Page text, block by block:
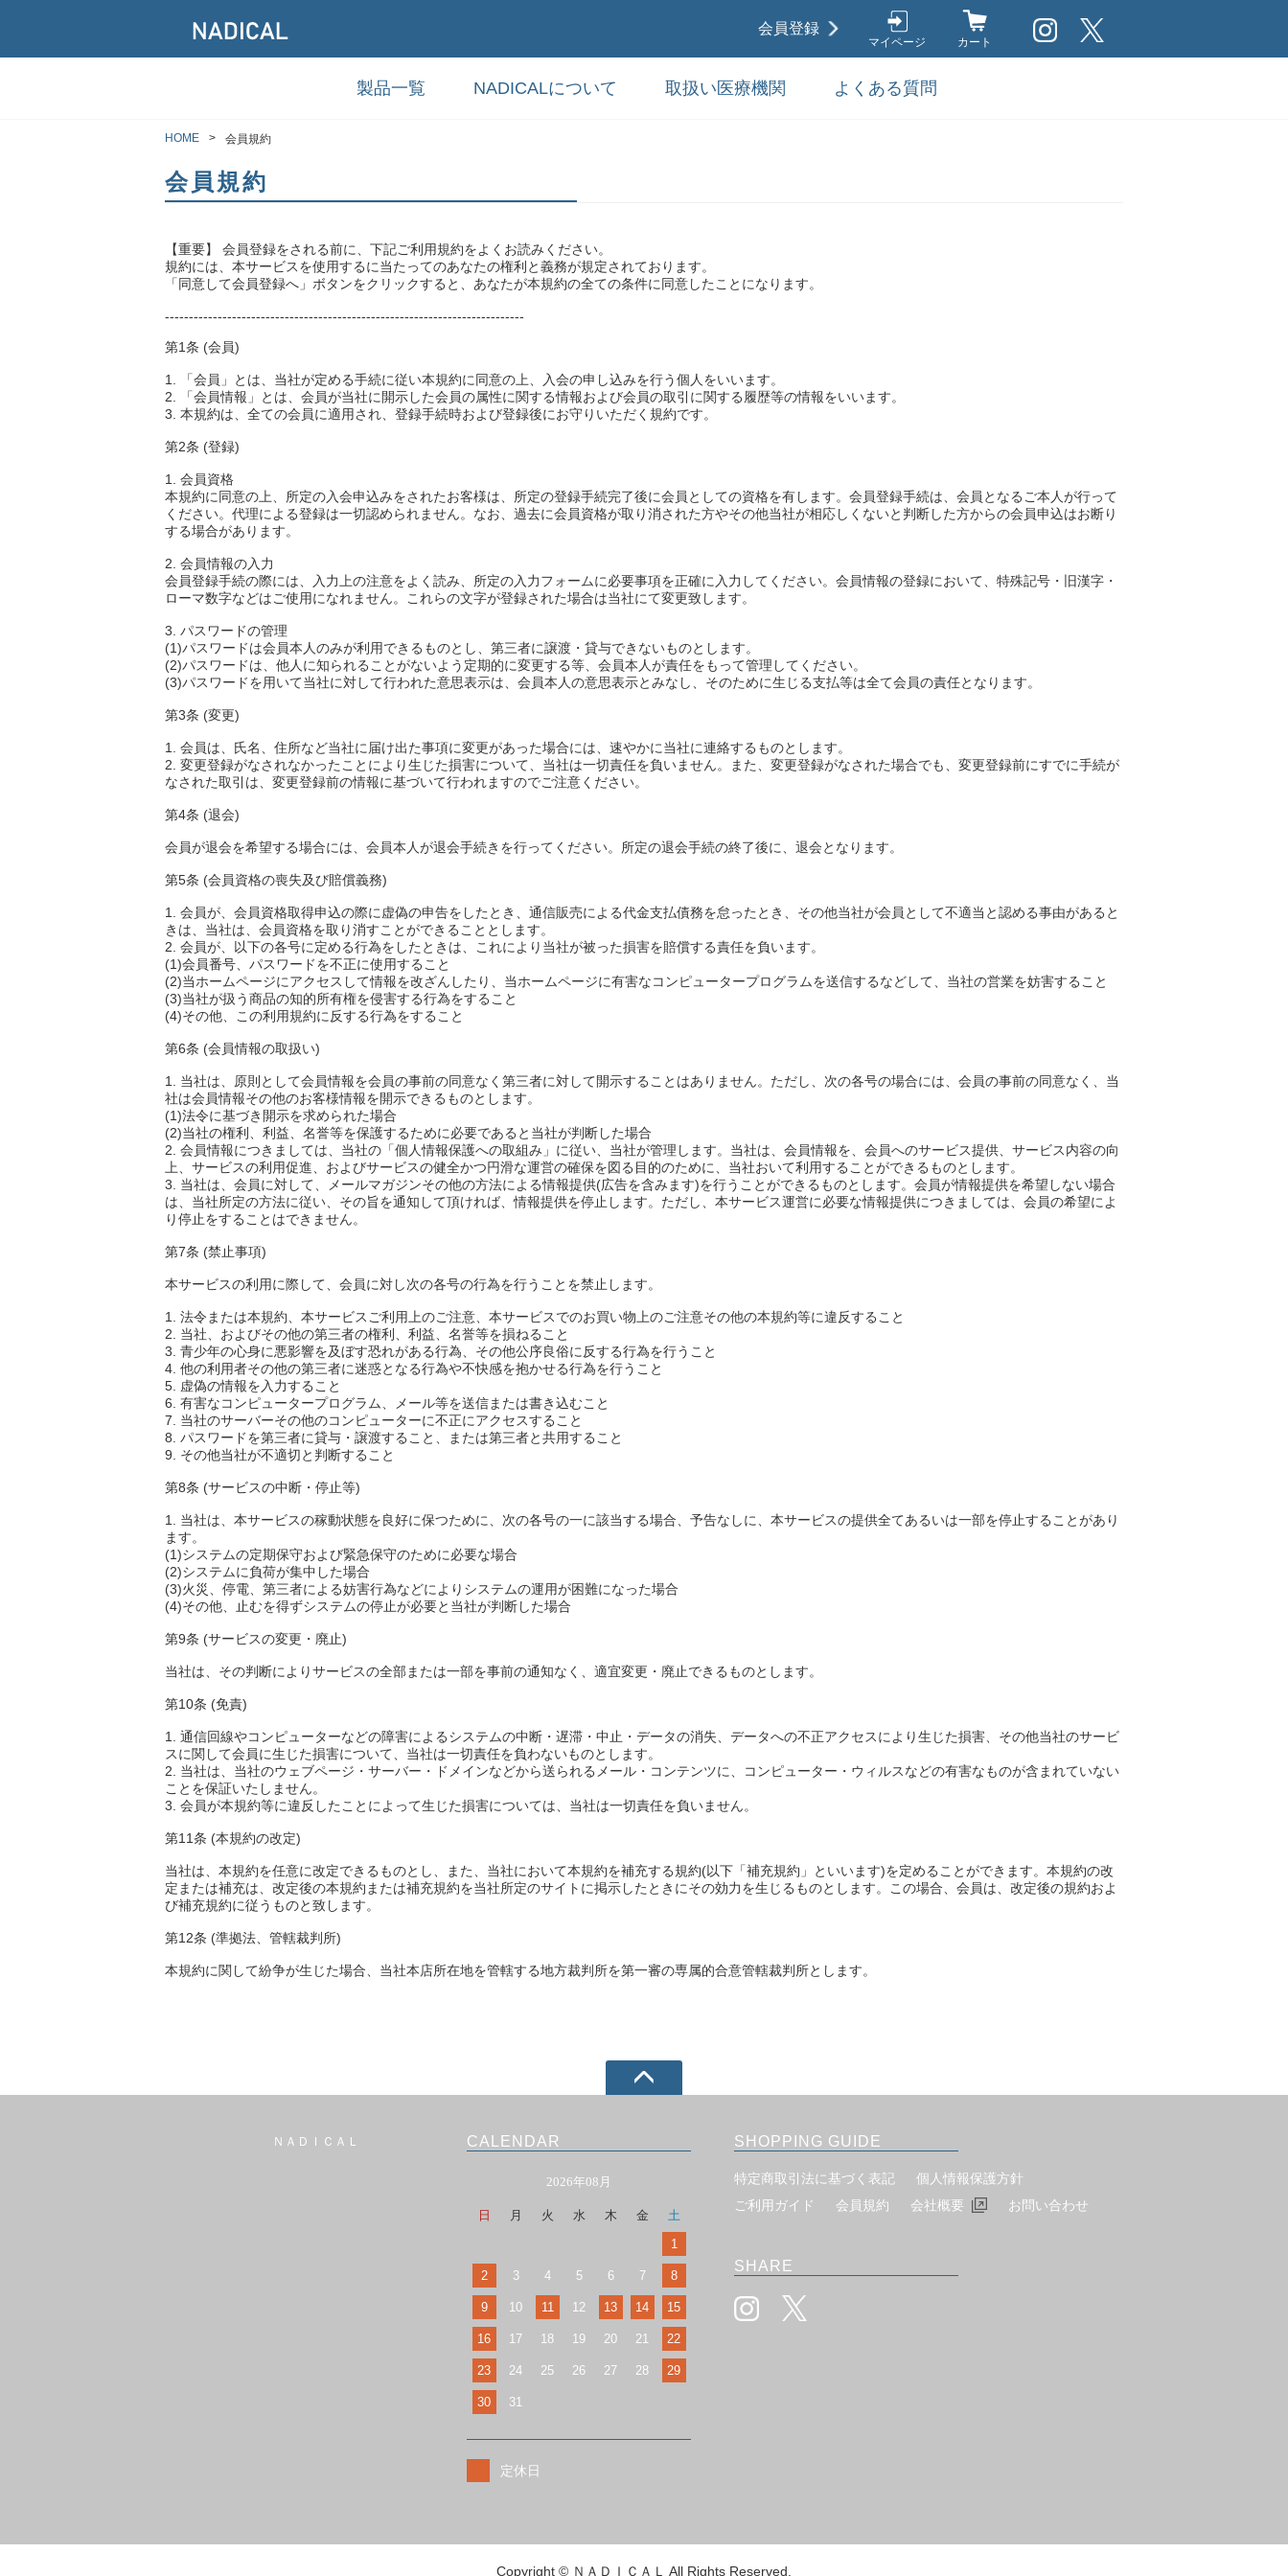
会員登録
マイページ カート
製品一覧 NADICALについて 取扱い医療機関 よくある質問
HOME 会員規約
会員規約
【重要】 会員登録をされる前に、下記ご利用規約をよくお読みください。
規約には、本サービスを使用するに当たってのあなたの権利と義務が規定されております。
「同意して会員登録へ」ボタンをクリックすると、あなたが本規約の全ての条件に同意したことになります。
---------------------------------------------------------------------------
第1条 (会員)
1. 「会員」とは、当社が定める手続に従い本規約に同意の上、入会の申し込みを行う個人をいいます。
2. 「会員情報」とは、会員が当社に開示した会員の属性に関する情報および会員の取引に関する履歴等の情報をいいます。
3. 本規約は、全ての会員に適用され、登録手続時および登録後にお守りいただく規約です。
第2条 (登録)
1. 会員資格
本規約に同意の上、所定の入会申込みをされたお客様は、所定の登録手続完了後に会員としての資格を有します。会員登録手続は、会員となるご本人が行って
ください。代理による登録は一切認められません。なお、過去に会員資格が取り消された方やその他当社が相応しくないと判断した方からの会員申込はお断り
する場合があります。
2. 会員情報の入力
会員登録手続の際には、入力上の注意をよく読み、所定の入力フォームに必要事項を正確に入力してください。会員情報の登録において、特殊記号・旧漢字・
ローマ数字などはご使用になれません。これらの文字が登録された場合は当社にて変更致します。
3. パスワードの管理
(1)パスワードは会員本人のみが利用できるものとし、第三者に譲渡・貸与できないものとします。
(2)パスワードは、他人に知られることがないよう定期的に変更する等、会員本人が責任をもって管理してください。
(3)パスワードを用いて当社に対して行われた意思表示は、会員本人の意思表示とみなし、そのために生じる支払等は全て会員の責任となります。
第3条 (変更)
1. 会員は、氏名、住所など当社に届け出た事項に変更があった場合には、速やかに当社に連絡するものとします。
2. 変更登録がなされなかったことにより生じた損害について、当社は一切責任を負いません。また、変更登録がなされた場合でも、変更登録前にすでに手続が
なされた取引は、変更登録前の情報に基づいて行われますのでご注意ください。
第4条 (退会)
会員が退会を希望する場合には、会員本人が退会手続きを行ってください。所定の退会手続の終了後に、退会となります。
第5条 (会員資格の喪失及び賠償義務)
1. 会員が、会員資格取得申込の際に虚偽の申告をしたとき、通信販売による代金支払債務を怠ったとき、その他当社が会員として不適当と認める事由があると
きは、当社は、会員資格を取り消すことができることとします。
2. 会員が、以下の各号に定める行為をしたときは、これにより当社が被った損害を賠償する責任を負います。
(1)会員番号、パスワードを不正に使用すること
(2)当ホームページにアクセスして情報を改ざんしたり、当ホームページに有害なコンピュータープログラムを送信するなどして、当社の営業を妨害すること
(3)当社が扱う商品の知的所有権を侵害する行為をすること
(4)その他、この利用規約に反する行為をすること
第6条 (会員情報の取扱い)
1. 当社は、原則として会員情報を会員の事前の同意なく第三者に対して開示することはありません。ただし、次の各号の場合には、会員の事前の同意なく、当
社は会員情報その他のお客様情報を開示できるものとします。
(1)法令に基づき開示を求められた場合
(2)当社の権利、利益、名誉等を保護するために必要であると当社が判断した場合
2. 会員情報につきましては、当社の「個人情報保護への取組み」に従い、当社が管理します。当社は、会員情報を、会員へのサービス提供、サービス内容の向
上、サービスの利用促進、およびサービスの健全かつ円滑な運営の確保を図る目的のために、当社おいて利用することができるものとします。
3. 当社は、会員に対して、メールマガジンその他の方法による情報提供(広告を含みます)を行うことができるものとします。会員が情報提供を希望しない場合
は、当社所定の方法に従い、その旨を通知して頂ければ、情報提供を停止します。ただし、本サービス運営に必要な情報提供につきましては、会員の希望によ
り停止をすることはできません。
第7条 (禁止事項)
本サービスの利用に際して、会員に対し次の各号の行為を行うことを禁止します。
1. 法令または本規約、本サービスご利用上のご注意、本サービスでのお買い物上のご注意その他の本規約等に違反すること
2. 当社、およびその他の第三者の権利、利益、名誉等を損ねること
3. 青少年の心身に悪影響を及ぼす恐れがある行為、その他公序良俗に反する行為を行うこと
4. 他の利用者その他の第三者に迷惑となる行為や不快感を抱かせる行為を行うこと
5. 虚偽の情報を入力すること
6. 有害なコンピュータープログラム、メール等を送信または書き込むこと
7. 当社のサーバーその他のコンピューターに不正にアクセスすること
8. パスワードを第三者に貸与・譲渡すること、または第三者と共用すること
9. その他当社が不適切と判断すること
第8条 (サービスの中断・停止等)
1. 当社は、本サービスの稼動状態を良好に保つために、次の各号の一に該当する場合、予告なしに、本サービスの提供全てあるいは一部を停止することがあり
ます。
(1)システムの定期保守および緊急保守のために必要な場合
(2)システムに負荷が集中した場合
(3)火災、停電、第三者による妨害行為などによりシステムの運用が困難になった場合
(4)その他、止むを得ずシステムの停止が必要と当社が判断した場合
第9条 (サービスの変更・廃止)
当社は、その判断によりサービスの全部または一部を事前の通知なく、適宜変更・廃止できるものとします。
第10条 (免責)
1. 通信回線やコンピューターなどの障害によるシステムの中断・遅滞・中止・データの消失、データへの不正アクセスにより生じた損害、その他当社のサービ
スに関して会員に生じた損害について、当社は一切責任を負わないものとします。
2. 当社は、当社のウェブページ・サーバー・ドメインなどから送られるメール・コンテンツに、コンピューター・ウィルスなどの有害なものが含まれていない
ことを保証いたしません。
3. 会員が本規約等に違反したことによって生じた損害については、当社は一切責任を負いません。
第11条 (本規約の改定)
当社は、本規約を任意に改定できるものとし、また、当社において本規約を補充する規約(以下「補充規約」といいます)を定めることができます。本規約の改
定または補充は、改定後の本規約または補充規約を当社所定のサイトに掲示したときにその効力を生じるものとします。この場合、会員は、改定後の規約およ
び補充規約に従うものと致します。
第12条 (準拠法、管轄裁判所)
本規約に関して紛争が生じた場合、当社本店所在地を管轄する地方裁判所を第一審の専属的合意管轄裁判所とします。
ＮＡＤＩＣＡＬ CALENDAR
2026年08月
日 月 火 水 木 金
土
1
2 3 4 5 6 7 8
9 10 11 12 13 14 15
16 17 18 19 20 21 22
23 24 25 26 27 28 29
30 31
定休日
SHOPPING GUIDE
特定商取引法に基づく表記
個人情報保護方針
ご利用ガイド
会員規約 会社概要 お問い合わせ
SHARE
Copyright © ＮＡＤＩＣＡＬ All Rights Reserved.